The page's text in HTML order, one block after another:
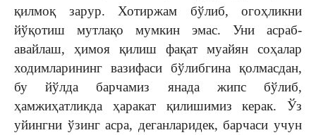
қилмоқ зарур. Хотиржам бўлиб, огоҳликни
йўқотиш мутлақо мумкин эмас. Уни асраб-
авайлаш, ҳимоя қилиш фақат муайян соҳалар
ходимларининг вазифаси бўлибгина қолмасдан,
бу йўлда барчамиз янада жипс бўлиб,
ҳамжиҳатликда ҳаракат қилишимиз керак. Ўз
уйингни ўзинг асра, деганларидек, барчаси учун